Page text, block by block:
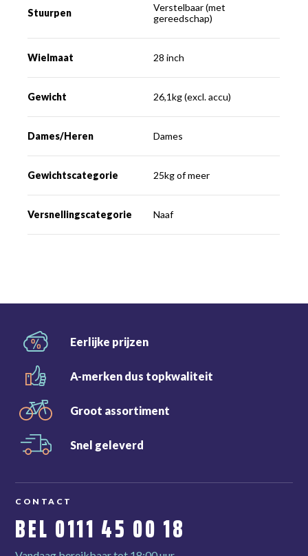
Stuurpen
Verstelbaar (met
gereedschap)
Wielmaat 28 inch
Gewicht 26,1kg (excl. accu)
Dames/Heren Dames
Gewichtscategorie 25kg of meer
Versnellingscategorie Naaf
Eerlijke prijzen
A-merken dus topkwaliteit
Groot assortiment
Snel geleverd
CONTACT
BEL 0111 45 00 18